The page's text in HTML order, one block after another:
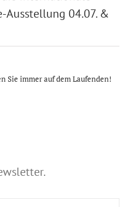
Ausstellung 04.07. &
Sie immer auf dem Laufenden!